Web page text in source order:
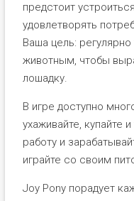
предстоит
удовлетворять
Ваша цель:
животным, чтобы
лошадку.
В игре доступно
ухаживайте, купайте
работу и
играйте со своим
Joy Pony порадует